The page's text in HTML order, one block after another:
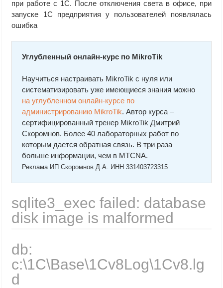
при работе с 1С. После отключения света в офисе, при
запуске 1С предприятия у пользователей появлялась
ошибка
Углубленный онлайн-курс по MikroTik
Научиться настраивать MikroTik с нуля или
систематизировать уже имеющиеся знания можно
на углубленном онлайн-курcе по
администрированию MikroTik. Автор курcа –
сертифицированный тренер MikroTik Дмитрий
Скоромнов. Более 40 лабораторных работ по
которым дается обратная связь. В три раза
больше информации, чем в MTCNA.
Реклама ИП Скоромнов Д.А. ИНН 331403723315
sqlite3_exec failed: database
disk image is malformed
db:
c:\1C\Base\1Cv8Log\1Cv8.lg
d